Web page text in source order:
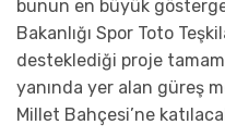
bunun en büyük
Bakanlığı Spor Toto
desteklediği proje
yanında yer alan güreş
Millet Bahçesi’ne